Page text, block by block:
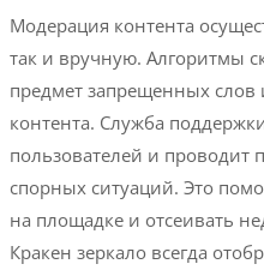
Модерация контента
так и вручную. Алгоритмы
предмет запрещенных слов
контента. Служба
пользователей и
спорных ситуаций. Это
на площадке и отсеивать
Кракен зеркало всегда